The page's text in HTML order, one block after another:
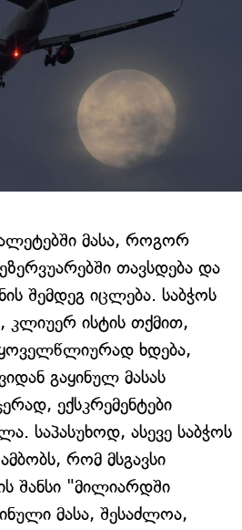
მასა, როგორ
თავსდება და
შემდეგ იცლება. საბჭოს
კლიუერ ისტის თქმით,
ყოველწლიურად ხდება,
გაყინულ მასას
ექსკრემენტები
საპასუხოდ, ასევე საბჭოს
რომ მსგავსი
შანსი "მილიარდში
მასა, შესაძლოა,